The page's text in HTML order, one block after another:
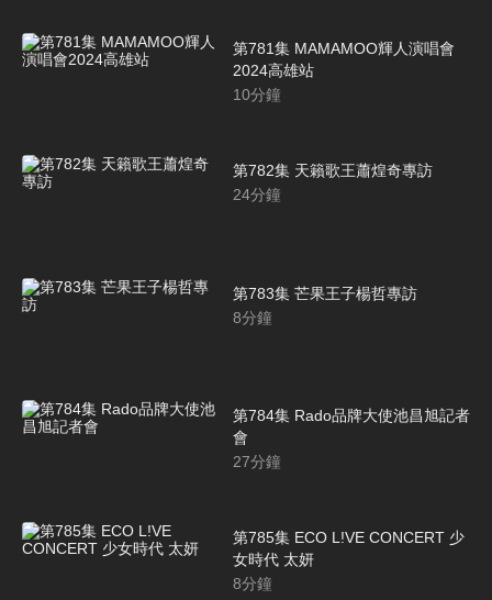
第781集 MAMAMOO輝人演唱會
2024高雄站
10分鐘
第782集 天籟歌王蕭煌奇專訪
24分鐘
第783集 芒果王子楊哲專訪
8分鐘
第784集 Rado品牌大使池昌旭記者
會
27分鐘
第785集 ECO L!VE CONCERT 少
女時代 太妍
8分鐘